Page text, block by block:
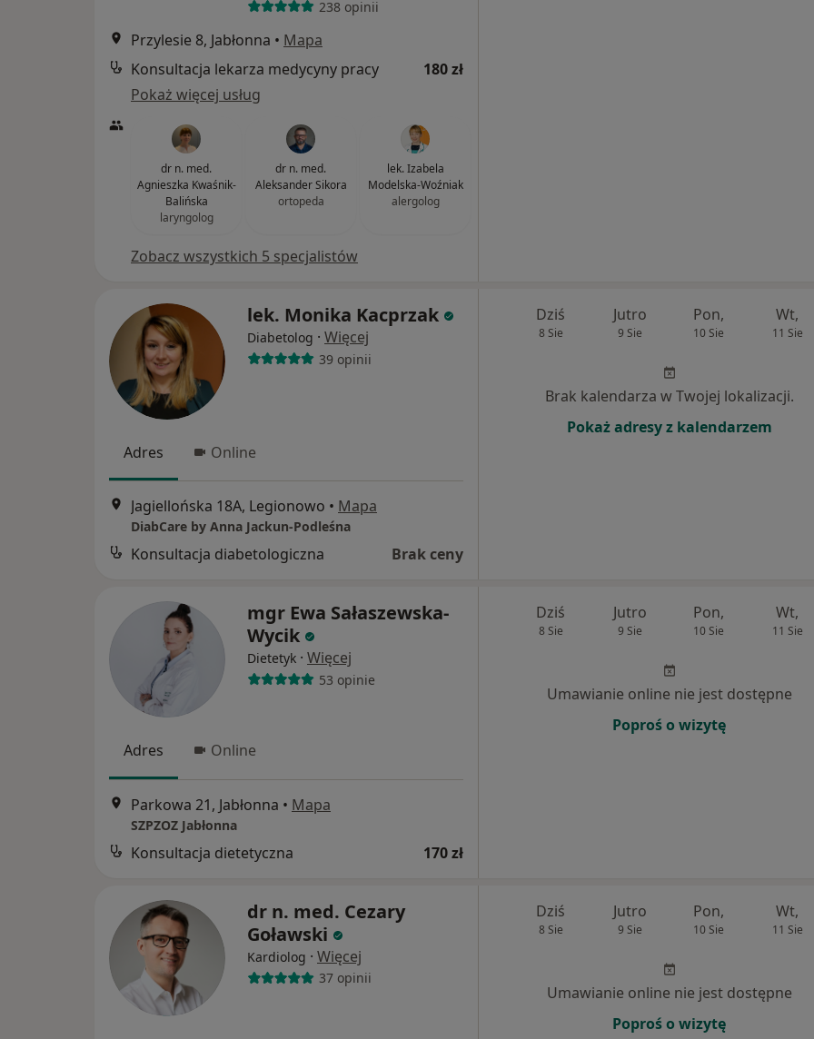
238 opinii
Przylesie 8, Jabłonna • Mapa
Konsultacja lekarza medycyny pracy
180 zł
Pokaż więcej usług
dr n. med.
Agnieszka Kwaśnik-
Balińska
laryngolog
dr n. med.
Aleksander Sikora
ortopeda
lek. Izabela
Modelska-Woźniak
alergolog
Zobacz wszystkich 5 specjalistów
lek. Monika Kacprzak
Diabetolog · Więcej
39 opinii
Adres Online
Jagiellońska 18A, Legionowo • Mapa
DiabCare by Anna Jackun-Podleśna
Konsultacja diabetologiczna Brak ceny
Dziś
8 Sie
Jutro
9 Sie
Pon,
10 Sie
Wt,
11 Sie
Brak kalendarza w Twojej lokalizacji.
Pokaż adresy z kalendarzem
mgr Ewa Sałaszewska-
Wycik
Dietetyk · Więcej
53 opinie
Adres Online
Parkowa 21, Jabłonna • Mapa
SZPZOZ Jabłonna
Konsultacja dietetyczna 170 zł
Dziś
8 Sie
Jutro
9 Sie
Pon,
10 Sie
Wt,
11 Sie
Umawianie online nie jest dostępne
Poproś o wizytę
dr n. med. Cezary
Goławski
Kardiolog · Więcej
37 opinii
Dziś
8 Sie
Jutro
9 Sie
Pon,
10 Sie
Wt,
11 Sie
Umawianie online nie jest dostępne
Poproś o wizytę